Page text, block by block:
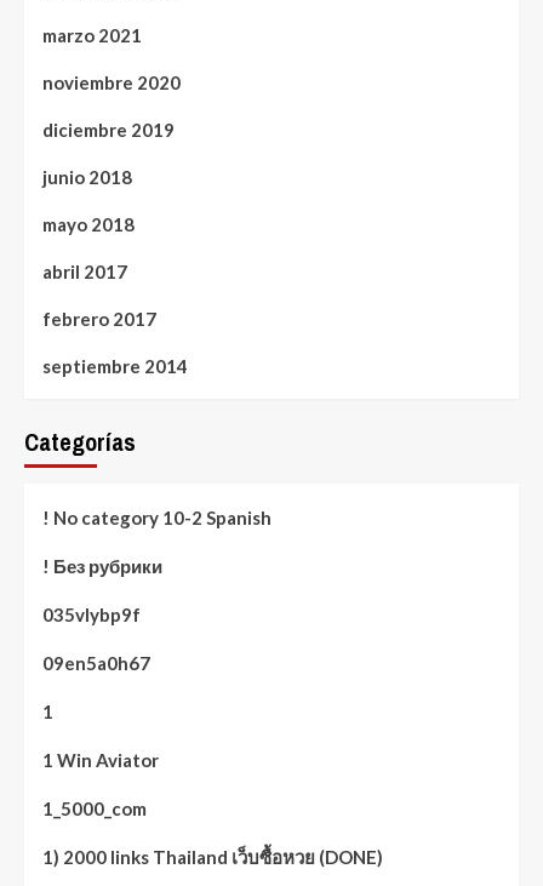
marzo 2021
noviembre 2020
diciembre 2019
junio 2018
mayo 2018
abril 2017
febrero 2017
septiembre 2014
Categorías
! No category 10-2 Spanish
! Без рубрики
035vlybp9f
09en5a0h67
1
1 Win Aviator
1_5000_com
1) 2000 links Thailand เว็บซื้อหวย (DONE)